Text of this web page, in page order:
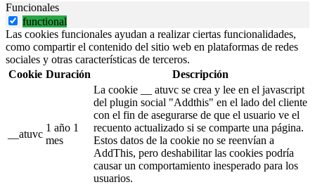
Funcionales
functional
Las cookies funcionales ayudan a realizar ciertas funcionalidades,
como compartir el contenido del sitio web en plataformas de redes
sociales y otras características de terceros.
Cookie Duración Descripción
__atuvc
1 año 1
mes
La cookie __ atuvc se crea y lee en el javascript
del plugin social "Addthis" en el lado del cliente
con el fin de asegurarse de que el usuario ve el
recuento actualizado si se comparte una página.
Estos datos de la cookie no se reenvían a
AddThis, pero deshabilitar las cookies podría
causar un comportamiento inesperado para los
usuarios.